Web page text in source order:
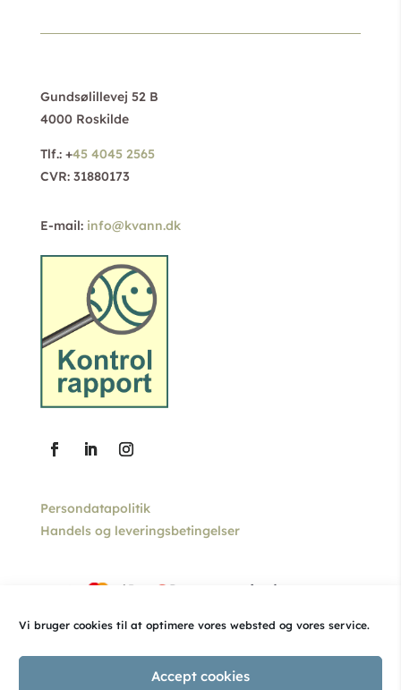
Vi bruger cookies til at optimere vores websted og vores service.
Accept cookies
Gundsølillevej 52 B
4000 Roskilde
Tlf.: +45 4045 2565
CVR: 31880173
E-mail: info@kvann.dk
Persondatapolitik
Handels og leveringsbetingelser